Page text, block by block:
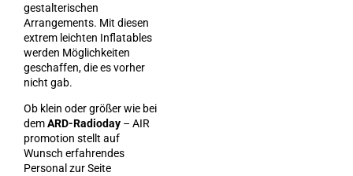
gestalterischen
Arrangements. Mit diesen
extrem leichten Inflatables
werden Möglichkeiten
geschaffen, die es vorher
nicht gab.
Ob klein oder größer wie bei
demARD-Radioday – AIR
promotion stellt auf
Wunsch erfahrendes
Personal zur Seite